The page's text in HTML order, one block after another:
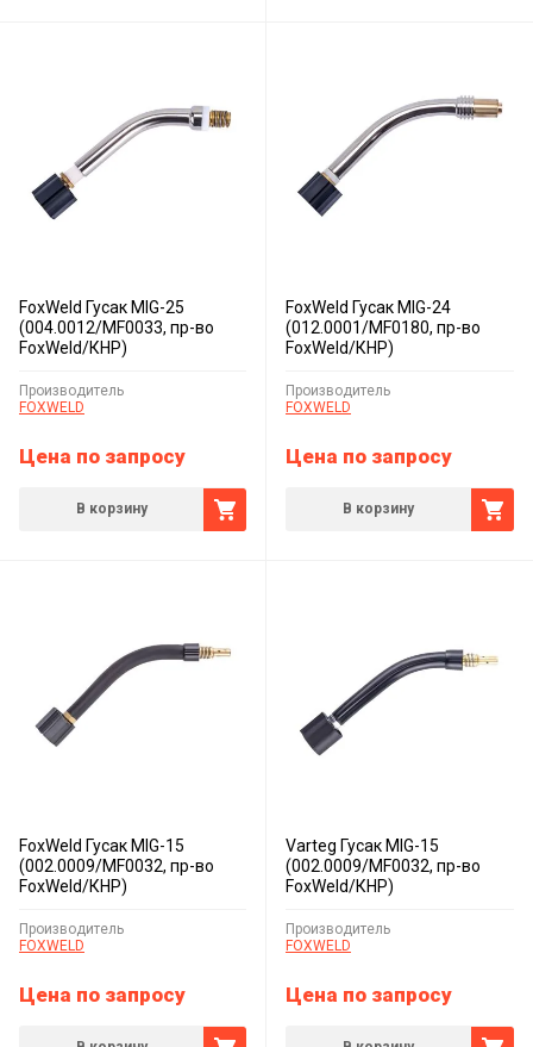
FoxWeld Гусак MIG-25
(004.0012/MF0033, пр-во
FoxWeld/КНР)
Производитель
FOXWELD
Цена по запросу
В корзину
FoxWeld Гусак MIG-24
(012.0001/MF0180, пр-во
FoxWeld/КНР)
Производитель
FOXWELD
Цена по запросу
В корзину
FoxWeld Гусак MIG-15
(002.0009/MF0032, пр-во
FoxWeld/КНР)
Производитель
FOXWELD
Цена по запросу
Varteg Гусак MIG-15
(002.0009/MF0032, пр-во
FoxWeld/КНР)
Производитель
FOXWELD
Цена по запросу